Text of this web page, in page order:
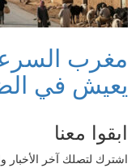
مغرب
يعيش في
ابقوا معنا
اشترك لتصلك آخر الأخبار